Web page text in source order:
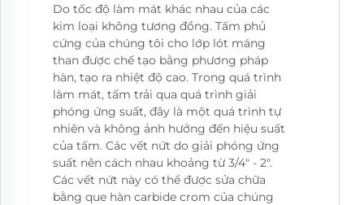
Do tốc độ làm mát khác nhau của các
kim loại không tương đồng. Tấm phủ
cứng của chúng tôi cho lớp lót máng
than được chế tạo bằng phương pháp
hàn, tạo ra nhiệt độ cao. Trong quá trình
làm mát, tấm trải qua quá trình giải
phóng ứng suất, đây là một quá trình tự
nhiên và không ảnh hưởng đến hiệu suất
của tấm. Các vết nứt do giải phóng ứng
suất nên cách nhau khoảng từ 3/4" - 2".
Các vết nứt này có thể được sửa chữa
bằng que hàn carbide crom của chúng